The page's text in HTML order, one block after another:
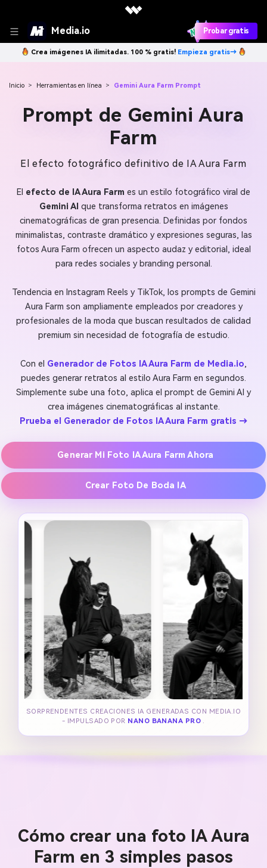
Media.io Probar gratis
Crea imágenes IA ilimitadas. 100 % gratis! Empieza gratis→
Inicio > Herramientas en línea > Gemini Aura Farm Prompt
Prompt de Gemini Aura
Farm
El efecto fotográfico definitivo de IA Aura Farm
El efecto de IA Aura Farm es un estilo fotográfico viral de
Gemini AI que transforma retratos en imágenes
cinematográficas de gran presencia. Definidas por fondos
minimalistas, contraste dramático y expresiones seguras, las
fotos Aura Farm ofrecen un aspecto audaz y editorial, ideal
para redes sociales y branding personal.
Tendencia en Instagram Reels y TikTok, los prompts de Gemini
Aura Farm son ampliamente empleados por creadores y
profesionales de la moda que buscan resultados de calidad
premium sin necesidad de fotografía de estudio.
Con el Generador de Fotos IA Aura Farm de Media.io,
puedes generar retratos al estilo Aura Farm en segundos.
Simplemente sube una foto, aplica el prompt de Gemini AI y
crea imágenes cinematográficas al instante.
Prueba el Generador de Fotos IA Aura Farm gratis →
Generar Mi Foto IA Aura Farm Ahora
Crear Foto De Boda IA
SORPRENDENTES CREACIONES IA GENERADAS CON MEDIA.IO
- IMPULSADO POR NANO BANANA PRO .
Cómo crear una foto IA Aura
Farm en 3 simples pasos